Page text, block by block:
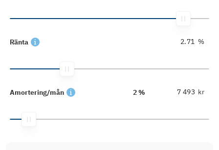
Ränta %
Amortering/mån 2 % kr